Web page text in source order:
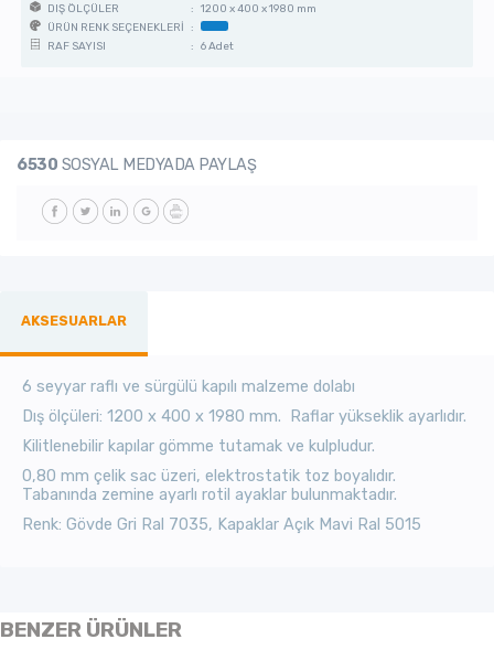
DIŞ ÖLÇÜLER
: 1200 x 400 x 1980 mm
ÜRÜN RENK SEÇENEKLERİ :
RAF SAYISI
: 6 Adet
6530 SOSYAL MEDYADA PAYLAŞ
AKSESUARLAR
6 seyyar raflı ve sürgülü kapılı malzeme dolabı
Dış ölçüleri: 1200 x 400 x 1980 mm. Raflar yükseklik ayarlıdır.
Kilitlenebilir kapılar gömme tutamak ve kulpludur.
0,80 mm çelik sac üzeri, elektrostatik toz boyalıdır.
Tabanında zemine ayarlı rotil ayaklar bulunmaktadır.
Renk: Gövde Gri Ral 7035, Kapaklar Açık Mavi Ral 5015
BENZER ÜRÜNLER